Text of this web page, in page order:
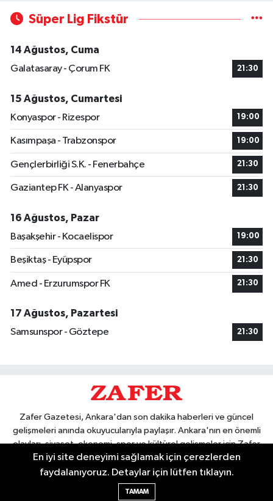
Süper Lig Fikstür
14 Ağustos, Cuma
Galatasaray - Çorum FK
21:30
15 Ağustos, Cumartesi
Konyaspor - Rizespor
19:00
Kasımpaşa - Trabzonspor 19:00
Gençlerbirliği S.K. - Fenerbahçe 21:30
Gaziantep FK - Alanyaspor 21:30
16 Ağustos, Pazar
Başakşehir - Kocaelispor
19:00
Beşiktaş - Eyüpspor 21:30
Amed - Erzurumspor FK 21:30
17 Ağustos, Pazartesi
Samsunspor - Göztepe
21:30
Zafer Gazetesi, Ankara'dan son dakika haberleri ve güncel
gelişmeleri anında okuyucularıyla paylaşır. Ankara'nın en önemli
olayları, siyaset, ekonomi, spor ve kültürel gelişmeler için Zafer
Gazetesi'ni takip edin. Başkentin güvendiği haber kaynağı.
En iyi site deneyimi sağlamak için çerezlerden
faydalanıyoruz. Detaylar için lütfen tıklayın.
TAMAM